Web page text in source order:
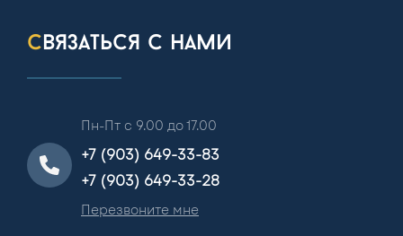
связаться с нами
Пн-Пт с 9.00 до 17.00
+7 (903) 649-33-83
+7 (903) 649-33-28
Перезвоните мне